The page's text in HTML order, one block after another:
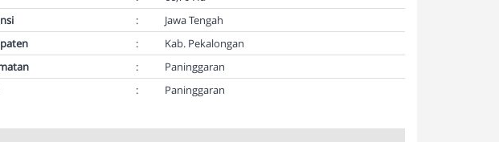
:
Jawa Tengah
:
Kab. Pekalongan
:
Paninggaran
: Paninggaran